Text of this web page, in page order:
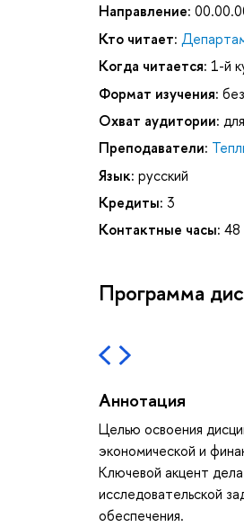
Направление:
Кто читает:
Когда читается: 1-й
Формат изучения:
Охват аудитории:
Преподаватели:
Язык: русский
Кредиты: 3
Контактные часы: 48
Программа
Аннотация
Целью освоения
экономической и
Ключевой акцент
исследовательской
обеспечения.